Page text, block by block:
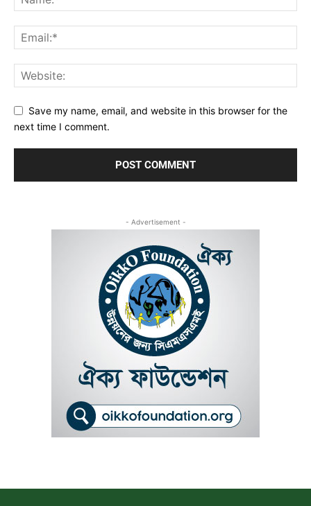
Save my name, email, and website in this browser for the
next time I comment.
- Advertisement -